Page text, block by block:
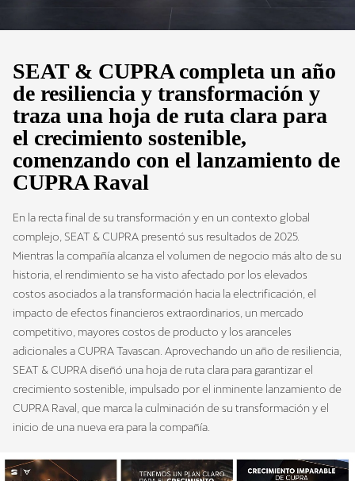
SEAT & CUPRA completa un año
de resiliencia y transformación y
traza una hoja de ruta clara para
el crecimiento sostenible,
comenzando con el lanzamiento de
CUPRA Raval
En la recta final de su transformación y en un contexto global
complejo, SEAT & CUPRA presentó sus resultados de 2025.
Mientras la compañía alcanza el volumen de negocio más alto de su
historia, el rendimiento se ha visto afectado por los elevados
costos asociados a la transformación hacia la electrificación, el
impacto de efectos financieros extraordinarios, un mercado
competitivo, mayores costos de producto y los aranceles
adicionales a CUPRA Tavascan. Aprovechando un año de resiliencia,
SEAT & CUPRA diseñó una hoja de ruta clara para garantizar el
crecimiento sostenible, impulsado por el inminente lanzamiento de
CUPRA Raval, que marca la culminación de su transformación y el
inicio de una nueva era para la compañía.